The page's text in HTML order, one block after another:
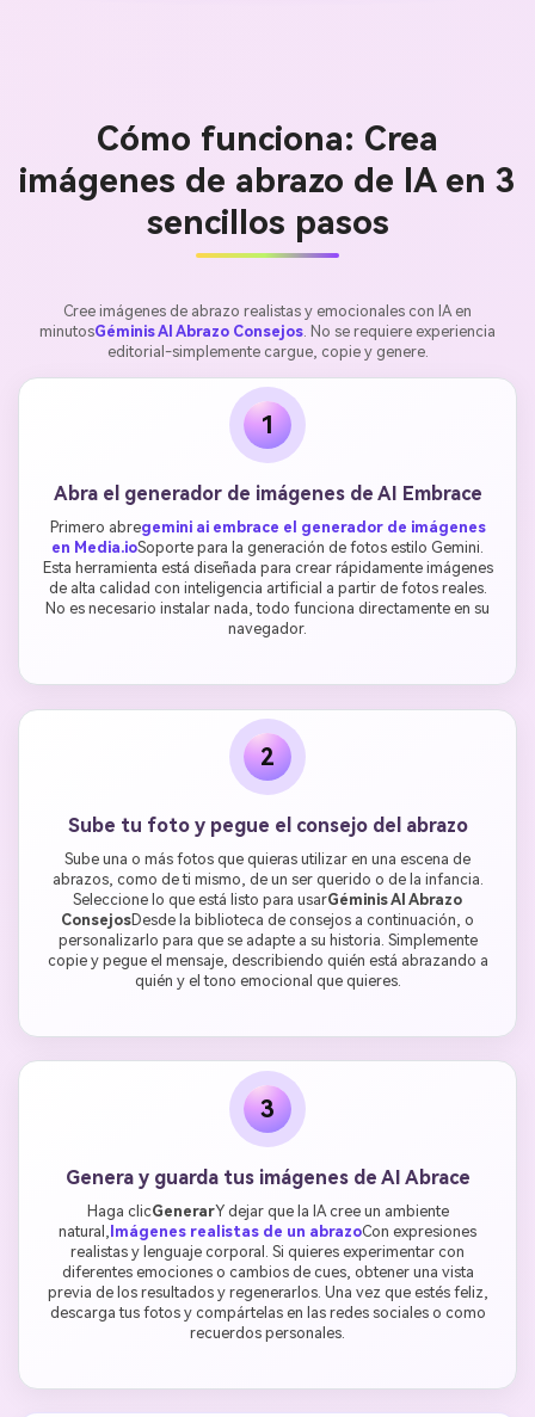
Cómo funciona: Crea
imágenes de abrazo de IA en 3
sencillos pasos
Cree imágenes de abrazo realistas y emocionales con IA en
minutosGéminis AI Abrazo Consejos. No se requiere experiencia
editorial-simplemente cargue, copie y genere.
1
Abra el generador de imágenes de AI Embrace
Primero abregemini ai embrace el generador de imágenes
en Media.ioSoporte para la generación de fotos estilo Gemini.
Esta herramienta está diseñada para crear rápidamente imágenes
de alta calidad con inteligencia artificial a partir de fotos reales.
No es necesario instalar nada, todo funciona directamente en su
navegador.
2
Sube tu foto y pegue el consejo del abrazo
Sube una o más fotos que quieras utilizar en una escena de
abrazos, como de ti mismo, de un ser querido o de la infancia.
Seleccione lo que está listo para usarGéminis AI Abrazo
ConsejosDesde la biblioteca de consejos a continuación, o
personalizarlo para que se adapte a su historia. Simplemente
copie y pegue el mensaje, describiendo quién está abrazando a
quién y el tono emocional que quieres.
3
Genera y guarda tus imágenes de AI Abrace
Haga clicGenerarY dejar que la IA cree un ambiente
natural, Imágenes realistas de un abrazoCon expresiones
realistas y lenguaje corporal. Si quieres experimentar con
diferentes emociones o cambios de cues, obtener una vista
previa de los resultados y regenerarlos. Una vez que estés feliz,
descarga tus fotos y compártelas en las redes sociales o como
recuerdos personales.